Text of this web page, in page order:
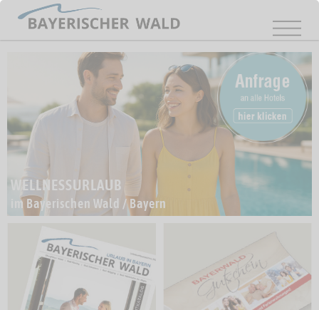
WELLNESSURLAUB
im Bayerischen Wald / Bayern